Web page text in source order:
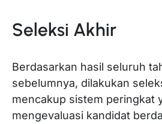
Seleksi Akhir
Berdasarkan hasil seluruh
sebelumnya, dilakukan
mencakup sistem peringkat
mengevaluasi kandidat